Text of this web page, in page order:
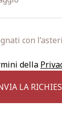
con
della